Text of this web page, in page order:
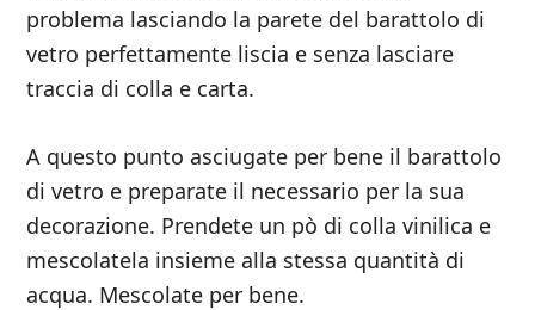
problema lasciando la parete del barattolo di
vetro perfettamente liscia e senza lasciare
traccia di colla e carta.
A questo punto asciugate per bene il barattolo
di vetro e preparate il necessario per la sua
decorazione. Prendete un pò di colla vinilica e
mescolatela insieme alla stessa quantità di
acqua. Mescolate per bene.